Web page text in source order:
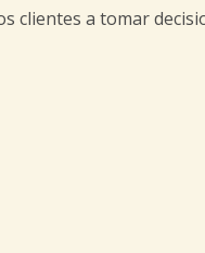
clientes a tomar